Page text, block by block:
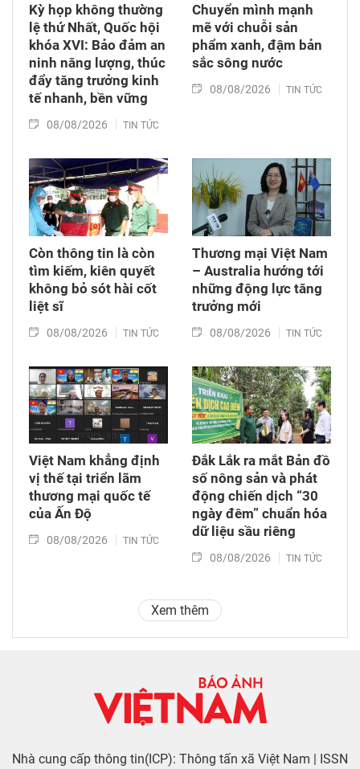
Kỳ họp không thường
lệ thứ Nhất, Quốc hội
khóa XVI: Bảo đảm an
ninh năng lượng, thúc
đẩy tăng trưởng kinh
tế nhanh, bền vững
08/08/2026 TIN TỨC
Chuyển mình mạnh
mẽ với chuỗi sản
phẩm xanh, đậm bản
sắc sông nước
08/08/2026 TIN TỨC
Còn thông tin là còn
tìm kiếm, kiên quyết
không bỏ sót hài cốt
liệt sĩ
08/08/2026 TIN TỨC
Thương mại Việt Nam
– Australia hướng tới
những động lực tăng
trưởng mới
08/08/2026 TIN TỨC
Việt Nam khẳng định
vị thế tại triển lãm
thương mại quốc tế
của Ấn Độ
08/08/2026 TIN TỨC
Đắk Lắk ra mắt Bản đồ
số nông sản và phát
động chiến dịch “30
ngày đêm” chuẩn hóa
dữ liệu sầu riêng
08/08/2026 TIN TỨC
Xem thêm
Nhà cung cấp thông tin(ICP): Thông tấn xã Việt Nam | ISSN